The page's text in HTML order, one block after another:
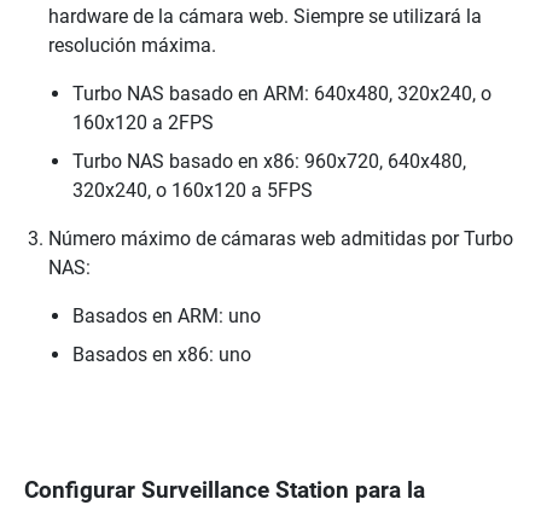
hardware de la cámara web. Siempre se utilizará la
resolución máxima.
Turbo NAS basado en ARM: 640x480, 320x240, o
160x120 a 2FPS
Turbo NAS basado en x86: 960x720, 640x480,
320x240, o 160x120 a 5FPS
Número máximo de cámaras web admitidas por Turbo
NAS:
Basados en ARM: uno
Basados en x86: uno
Configurar Surveillance Station para la